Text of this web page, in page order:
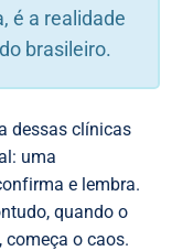
é a realidade
brasileiro.
dessas clínicas
uma
e lembra.
quando o
começa o caos.